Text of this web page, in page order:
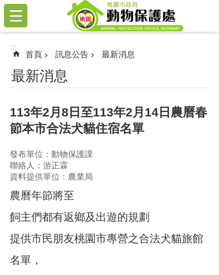
跳到主要內容區塊
:::
:::
首頁 訊息公告 最新消息
最新消息
113年2月8日至113年2月14日農曆春
節本市合法犬貓住宿名單
發布單位：動物保護課
聯絡人：游正霖
資料提供單位：農業局
農曆年節將至
飼主們都有返鄉及出遊的規劃
提供市民朋友桃園市專營之合法犬貓旅館
名單，